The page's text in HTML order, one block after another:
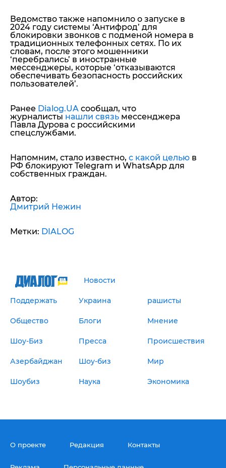
Ведомство также напомнило о запуске в
2024 году системы ‘Антифрод’ для
блокировки звонков с подменой номера в
традиционных телефонных сетях. По их
словам, после этого мошенники
‘перебрались’ в иностранные
мессенджеры, которые ‘отказываются
обеспечивать безопасность российских
пользователей’.
Ранее Dialog.UA сообщал, что
журналисты нашли связь мессенджера
Павла Дурова с российскими
спецслужбами.
Напомним, стало известно, с какой целью в
РФ блокируют Telegram и WhatsApp для
собственных граждан.
Автор:
Дмитрий Нежин
Метки: DIALOG
Новости
Поддержать Украина рашисты
Общество Блоги Мнение
Шоу-Биз Пресса Происшествия
Азербайджан Шоу-биз Мир
Шоубиз Наука Экономика
О проекте Редакция Контакты